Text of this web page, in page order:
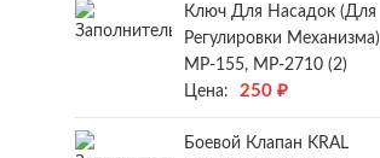
Ключ Для Насадок (для
Регулировки Механизма)
МР-155, МР-2710 (2)
Цена:
250 ₽
Боевой Клапан KRAL